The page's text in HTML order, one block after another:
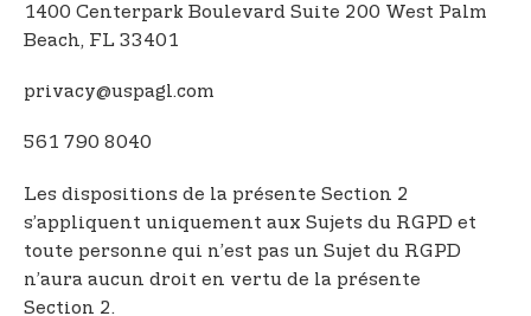
1400 Centerpark Boulevard Suite 200 West Palm
Beach, FL 33401
privacy@uspagl.com
561 790 8040
Les dispositions de la présente Section 2
s’appliquent uniquement aux Sujets du RGPD et
toute personne qui n’est pas un Sujet du RGPD
n’aura aucun droit en vertu de la présente
Section 2.